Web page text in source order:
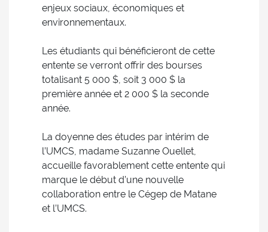
enjeux sociaux, économiques et
environnementaux.
Les étudiants qui bénéficieront de cette
entente se verront offrir des bourses
totalisant 5 000 $, soit 3 000 $ la
première année et 2 000 $ la seconde
année.
La doyenne des études par intérim de
l’UMCS, madame Suzanne Ouellet,
accueille favorablement cette entente qui
marque le début d’une nouvelle
collaboration entre le Cégep de Matane
et l’UMCS.